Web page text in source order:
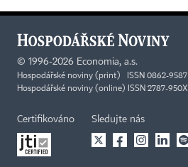
© 1996-2026 Economia, a.s.
Hospodářské noviny (print) ISSN 0862-9587
Hospodářské noviny (online) ISSN 2787-950X
Certifikováno Sledujte nás